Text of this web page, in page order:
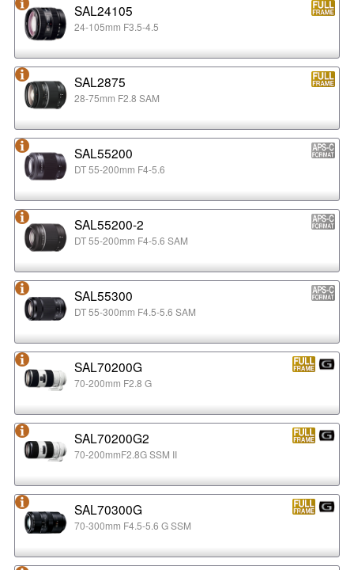
SAL24105
24-105mm F3.5-4.5
SAL2875
28-75mm F2.8 SAM
SAL55200
DT 55-200mm F4-5.6
SAL55200-2
DT 55-200mm F4-5.6 SAM
SAL55300
DT 55-300mm F4.5-5.6 SAM
SAL70200G
70-200mm F2.8 G
SAL70200G2
70-200mmF2.8G SSM II
SAL70300G
70-300mm F4.5-5.6 G SSM